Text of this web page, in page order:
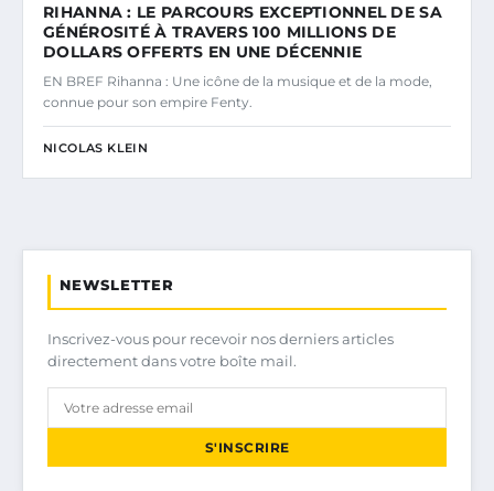
RIHANNA : LE PARCOURS EXCEPTIONNEL DE SA
GÉNÉROSITÉ À TRAVERS 100 MILLIONS DE
DOLLARS OFFERTS EN UNE DÉCENNIE
EN BREF Rihanna : Une icône de la musique et de la mode,
connue pour son empire Fenty.
NICOLAS KLEIN
NEWSLETTER
Inscrivez-vous pour recevoir nos derniers articles
directement dans votre boîte mail.
S'INSCRIRE